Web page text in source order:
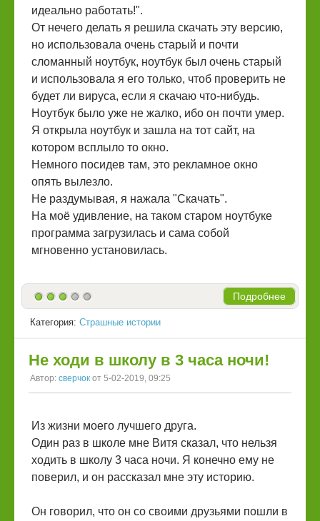
идеально работать!".
От нечего делать я решила скачать эту версию,
но использовала очень старый и почти
сломанный ноутбук, ноутбук был очень старый
и использовала я его только, чтоб проверить не
будет ли вируса, если я скачаю что-нибудь.
Ноутбук было уже не жалко, ибо он почти умер.
Я открыла ноутбук и зашла на тот сайт, на
котором всплыло то окно.
Немного посидев там, это рекламное окно
опять вылезло.
Не раздумывая, я нажала "Скачать".
На моё удивление, на таком старом ноутбуке
программа загрузилась и сама собой
мгновенно установилась.
Подробнее
Категория: Страшные истории
Не ходи в школу в 3 часа ночи!
Автор: сверчок от 5-02-2019, 09:25
Из жизни моего лучшего друга.
Один раз в школе мне Витя сказал, что нельзя
ходить в школу 3 часа ночи. Я конечно ему не
поверил, и он рассказал мне эту историю.
Он говорил, что он со своими друзьями пошли в